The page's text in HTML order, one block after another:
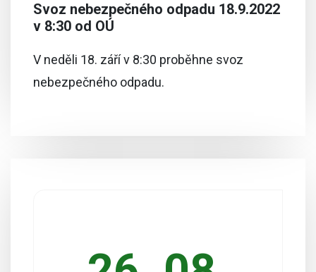
Svoz nebezpečného odpadu 18.9.2022
v 8:30 od OÚ
V neděli 18. září v 8:30 proběhne svoz
nebezpečného odpadu.